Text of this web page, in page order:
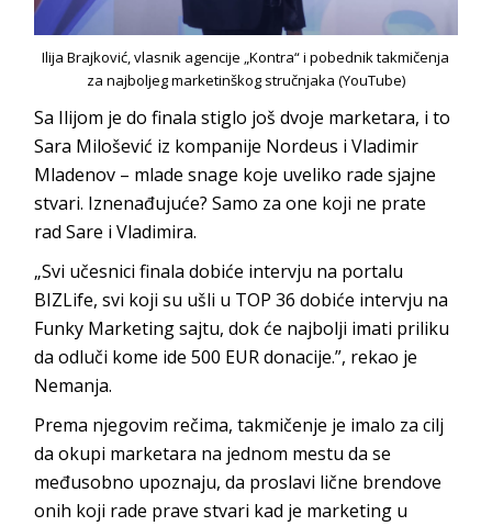
Ilija Brajković, vlasnik agencije „Kontra“ i pobednik takmičenja
za najboljeg marketinškog stručnjaka (YouTube)
Sa Ilijom je do finala stiglo još dvoje marketara, i to
Sara Milošević iz kompanije Nordeus i Vladimir
Mladenov – mlade snage koje uveliko rade sjajne
stvari. Iznenađujuće? Samo za one koji ne prate
rad Sare i Vladimira.
„Svi učesnici finala dobiće intervju na portalu
BIZLife, svi koji su ušli u TOP 36 dobiće intervju na
Funky Marketing sajtu, dok će najbolji imati priliku
da odluči kome ide 500 EUR donacije.”, rekao je
Nemanja.
Prema njegovim rečima, takmičenje je imalo za cilj
da okupi marketara na jednom mestu da se
međusobno upoznaju, da proslavi lične brendove
onih koji rade prave stvari kad je marketing u